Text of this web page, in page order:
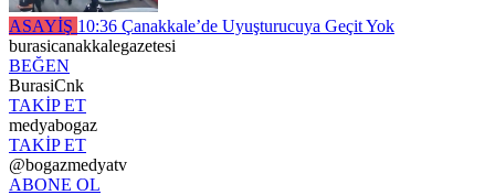
ASAYİŞ 10:36 Çanakkale’de Uyuşturucuya Geçit Yok
burasicanakkalegazetesi
BEĞEN
BurasiCnk
TAKİP ET
medyabogaz
TAKİP ET
@bogazmedyatv
ABONE OL